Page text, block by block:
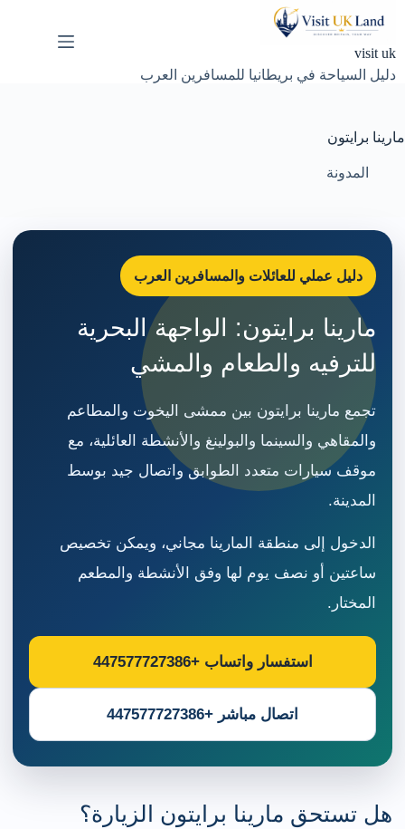
visit uk
دليل السياحة في بريطانيا للمسافرين العرب
مارينا برايتون
المدونة
دليل عملي للعائلات والمسافرين العرب
مارينا برايتون: الواجهة البحرية
للترفيه والطعام والمشي
تجمع مارينا برايتون بين ممشى اليخوت والمطاعم
والمقاهي والسينما والبولينغ والأنشطة العائلية، مع
موقف سيارات متعدد الطوابق واتصال جيد بوسط
المدينة.
الدخول إلى منطقة المارينا مجاني، ويمكن تخصيص
ساعتين أو نصف يوم لها وفق الأنشطة والمطعم
المختار.
استفسار واتساب +447577727386
اتصال مباشر +447577727386
هل تستحق مارينا برايتون الزيارة؟